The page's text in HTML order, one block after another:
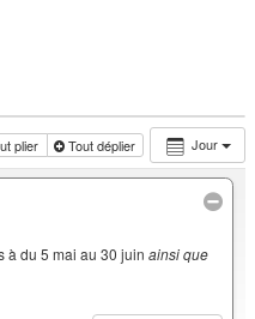
Jour
plier Tout déplier
à du 5 mai au 30 juin ainsi que